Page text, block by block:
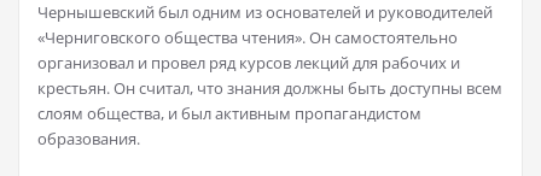
Чернышевский был одним из основателей и руководителей
«Черниговского общества чтения». Он самостоятельно
организовал и провел ряд курсов лекций для рабочих и
крестьян. Он считал, что знания должны быть доступны всем
слоям общества, и был активным пропагандистом
образования.